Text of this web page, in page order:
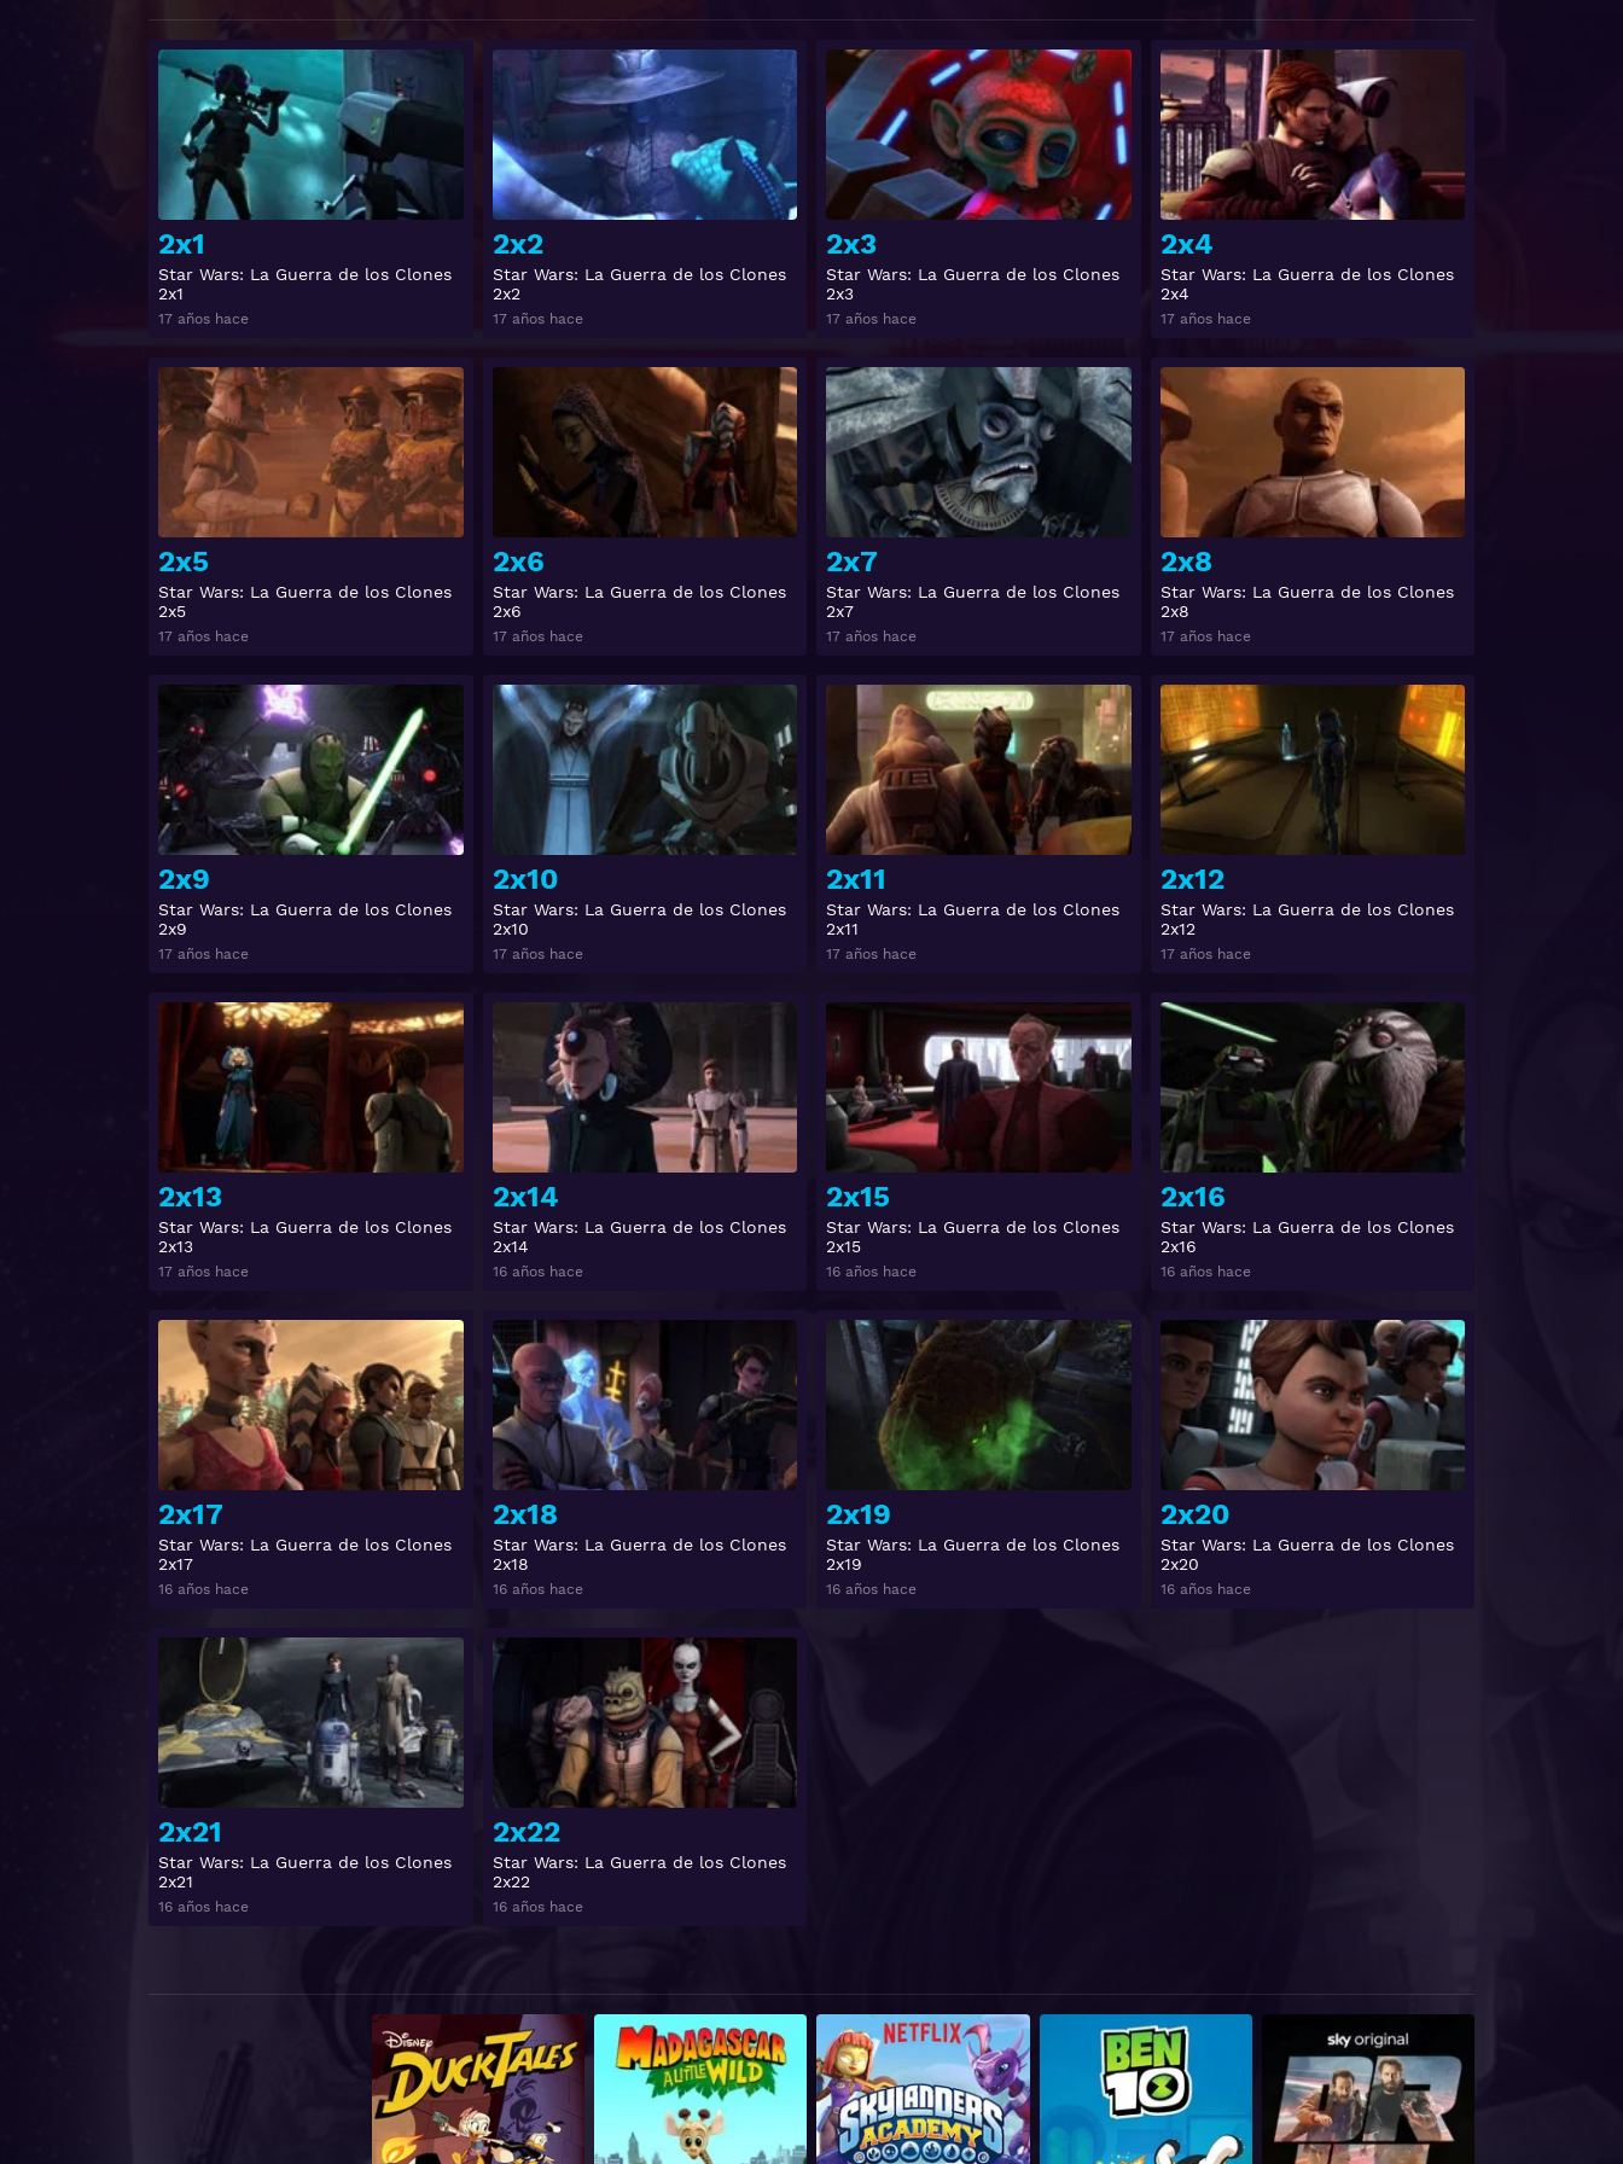
2x1
Star Wars: La Guerra de los Clones
2x1
17 años hace
2x2
Star Wars: La Guerra de los Clones
2x2
17 años hace
Ver
2x3
Star Wars: La Guerra de los Clones
2x3
17 años hace
Ver
2x4
Star Wars: La Guerra de los Clones
2x4
17 años hace
2x5
Star Wars: La Guerra de los Clones
2x5
17 años hace
2x6
Star Wars: La Guerra de los Clones
2x6
17 años hace
Ver
2x7
Star Wars: La Guerra de los Clones
2x7
17 años hace
2x8
Star Wars: La Guerra de los Clones
2x8
17 años hace
2x9
Star Wars: La Guerra de los Clones
2x9
17 años hace
Ver
2x10
Star Wars: La Guerra de los Clones
2x10
17 años hace
2x11
Star Wars: La Guerra de los Clones
2x11
17 años hace
Ver
2x12
Star Wars: La Guerra de los Clones
2x12
17 años hace
2x13
Star Wars: La Guerra de los Clones
2x13
17 años hace
2x14
Star Wars: La Guerra de los Clones
2x14
16 años hace
2x15
Star Wars: La Guerra de los Clones
2x15
16 años hace
Ver
2x16
Star Wars: La Guerra de los Clones
2x16
16 años hace
2x17
Star Wars: La Guerra de los Clones
2x17
16 años hace
2x18
Star Wars: La Guerra de los Clones
2x18
16 años hace
Ver
2x19
Star Wars: La Guerra de los Clones
2x19
16 años hace
Ver
2x20
Star Wars: La Guerra de los Clones
2x20
16 años hace
2x21
Star Wars: La Guerra de los Clones
2x21
16 años hace
2x22
Star Wars: La Guerra de los Clones
2x22
16 años hace